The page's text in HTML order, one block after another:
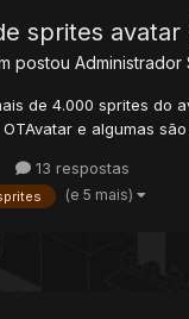
sprites avatar
postou Administrador
de 4.000 sprites do
e algumas
13 respostas
(e 5 mais)